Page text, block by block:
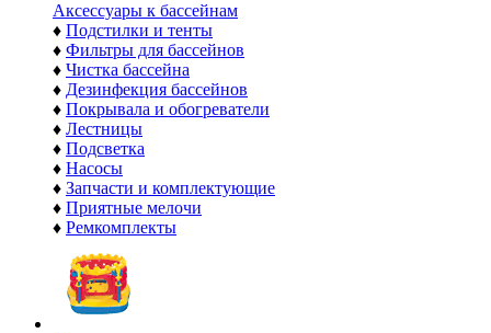
Аксессуары к бассейнам
♦ Подстилки и тенты
♦ Фильтры для бассейнов
♦ Чистка бассейна
♦ Дезинфекция бассейнов
♦ Покрывала и обогреватели
♦ Лестницы
♦ Подсветка
♦ Насосы
♦ Запчасти и комплектующие
♦ Приятные мелочи
♦ Ремкомплекты